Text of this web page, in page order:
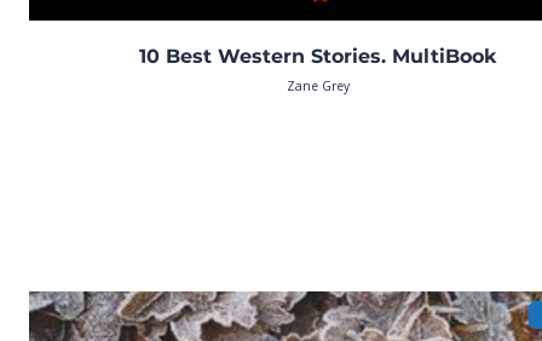
10 Best Western Stories. MultiBook
Zane Grey